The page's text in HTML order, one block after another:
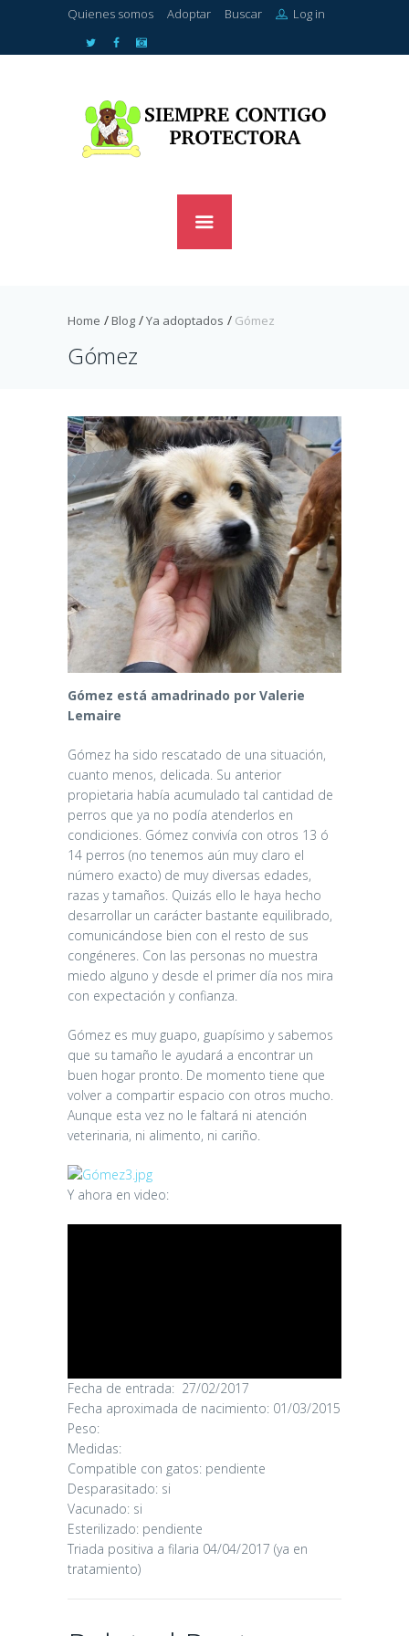
Quienes somos Adoptar Buscar Log in
Home Blog Ya adoptados Gómez
Gómez
Gómez está amadrinado por Valerie
Lemaire
Gómez ha sido rescatado de una situación,
cuanto menos, delicada. Su anterior
propietaria había acumulado tal cantidad de
perros que ya no podía atenderlos en
condiciones. Gómez convivía con otros 13 ó
14 perros (no tenemos aún muy claro el
número exacto) de muy diversas edades,
razas y tamaños. Quizás ello le haya hecho
desarrollar un carácter bastante equilibrado,
comunicándose bien con el resto de sus
congéneres. Con las personas no muestra
miedo alguno y desde el primer día nos mira
con expectación y confianza.
Gómez es muy guapo, guapísimo y sabemos
que su tamaño le ayudará a encontrar un
buen hogar pronto. De momento tiene que
volver a compartir espacio con otros mucho.
Aunque esta vez no le faltará ni atención
veterinaria, ni alimento, ni cariño.
Y ahora en video:
Fecha de entrada: 27/02/2017
Fecha aproximada de nacimiento: 01/03/2015
Peso:
Medidas:
Compatible con gatos: pendiente
Desparasitado: si
Vacunado: si
Esterilizado: pendiente
Triada positiva a filaria 04/04/2017 (ya en
tratamiento)
CANDY
16/06/2026